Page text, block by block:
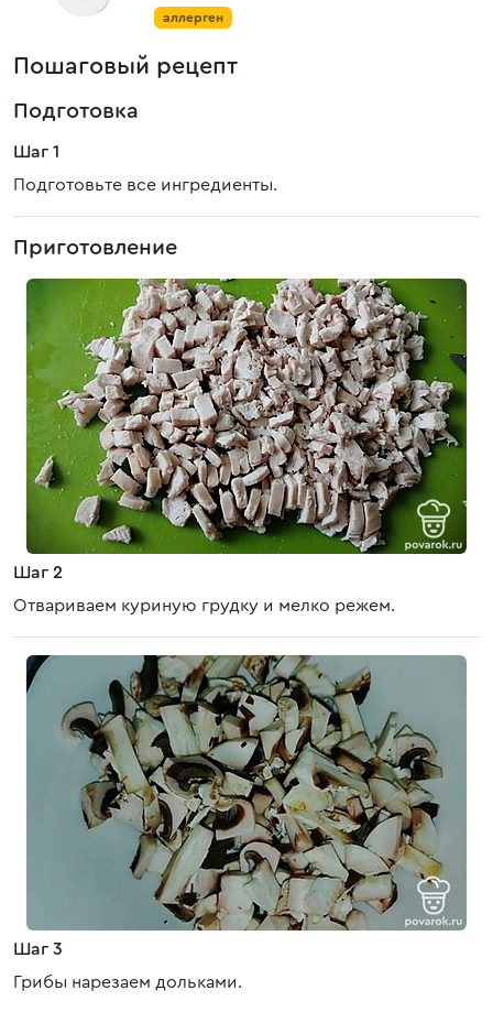
аллерген
Пошаговый рецепт
Подготовка
Шаг 1
Подготовьте все ингредиенты.
Приготовление
Шаг 2
Отвариваем куриную грудку и мелко режем.
Шаг 3
Грибы нарезаем дольками.